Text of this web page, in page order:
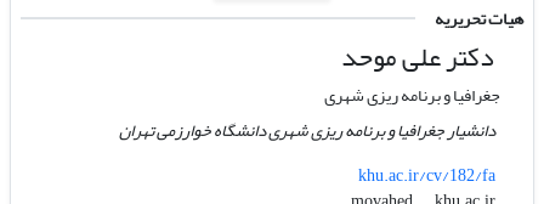
هیات تحریریه
دکتر علی موحد
جغرافیا و برنامه ریزی شهری
دانشیار جغرافیا و برنامه ریزی شهری دانشگاه خوارزمی تهران
khu.ac.ir/cv/182/fa